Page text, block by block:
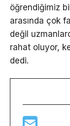
öğrendiğimiz
arasında çok
değil
rahat oluyor,
dedi.